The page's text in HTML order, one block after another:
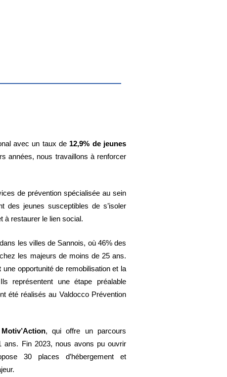
avec un taux de 12,9% de jeunes
années, nous travaillons à renforcer
de prévention spécialisée au sein
des jeunes susceptibles de s’isoler
à restaurer le lien social.
dans les villes de Sannois, où 46% des
les majeurs de moins de 25 ans.
une opportunité de remobilisation et la
représentent une étape préalable
été réalisés au Valdocco Prévention
Motiv’Action, qui offre un parcours
ans. Fin 2023, nous avons pu ouvrir
30 places d’hébergement et